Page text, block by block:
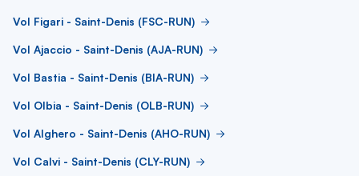
Vol Figari - Saint-Denis (FSC-RUN)
Vol Ajaccio - Saint-Denis (AJA-RUN)
Vol Bastia - Saint-Denis (BIA-RUN)
Vol Olbia - Saint-Denis (OLB-RUN)
Vol Alghero - Saint-Denis (AHO-RUN)
Vol Calvi - Saint-Denis (CLY-RUN)